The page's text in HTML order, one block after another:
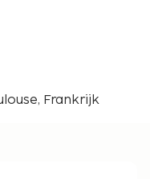
Blagnac
accommodatie te
inclusief
Frankrijk